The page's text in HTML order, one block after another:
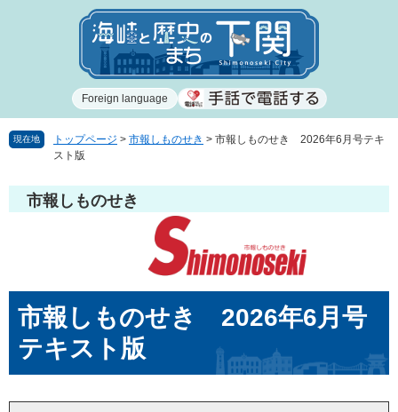
で
ば
へ
Foreign language
現在地 トップページ > 市報しものせき > 市報しものせき 2026年6月号テキ
スト版
市報しものせき
市報しものせき 2026年6月号
テキスト版